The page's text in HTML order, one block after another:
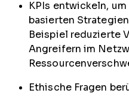
KPIs entwickeln,
basierten
Beispiel reduzierte
Angreifern im
Ethische Fragen